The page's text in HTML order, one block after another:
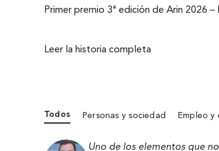
Primer premio 3ª edición de Arin 2026 –
Leer la historia completa
Todos Personas y sociedad Empleo y
Uno de los elementos que